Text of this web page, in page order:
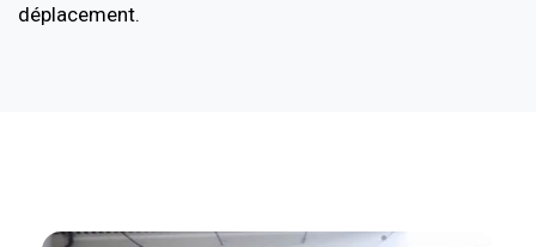
déplacement.